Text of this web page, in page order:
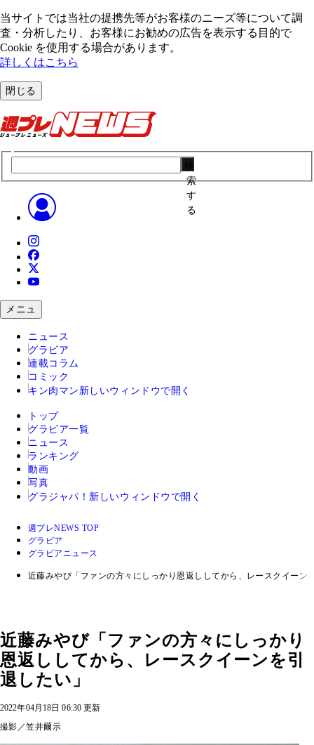
当サイトでは当社の提携先等がお客様のニーズ等について調
査・分析したり、お客様にお勧めの広告を表⽰する⽬的で
Cookie を使⽤する場合があります。
詳しくはこちら
閉じる
索
す
る
メニュ
ニュース
グラビア
連載コラム
コミック
キン肉マン 新しいウィンドウで開く
トップ
グラビア一覧
ニュース
ランキング
動画
写真
グラジャパ！ 新しいウィンドウで開く
週プレNEWS TOP
グラビア
グラビアニュース
近藤みやび「ファンの方々にしっかり恩返ししてから、レースクイーン
近藤みやび「ファンの方々にしっかり
恩返ししてから、レースクイーンを引
退したい」
2022年04月18日 06:30 更新
撮影／笠井爾示